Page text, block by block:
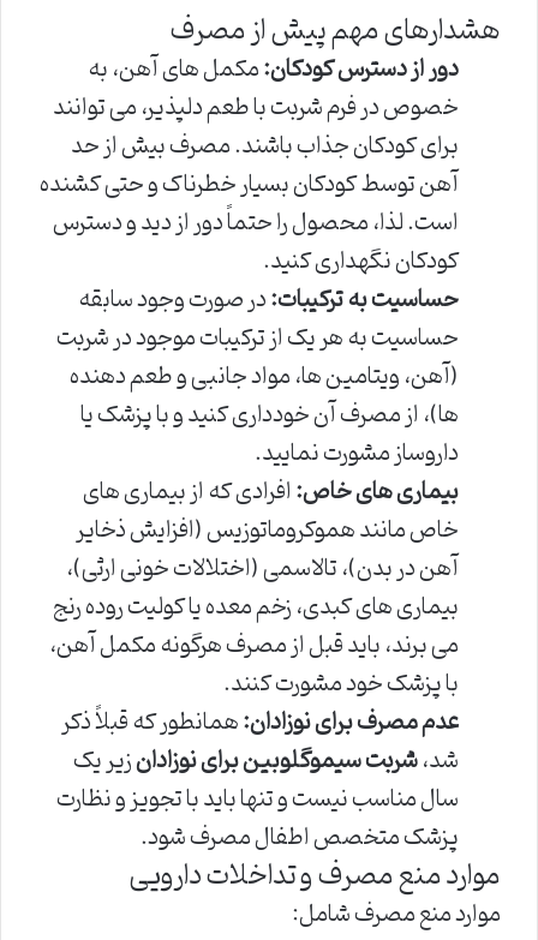
هشدارهای مهم پیش از مصرف
دور از دسترس کودکان:مکمل های آهن، به
خصوص در فرم شربت با طعم دلپذیر، می توانند
برای کودکان جذاب باشند. مصرف بیش از حد
آهن توسط کودکان بسیار خطرناک و حتی کشنده
است. لذا، محصول را حتماً دور از دید و دسترس
کودکان نگهداری کنید.
حساسیت به ترکیبات:در صورت وجود سابقه
حساسیت به هر یک از ترکیبات موجود در شربت
(آهن، ویتامین ها، مواد جانبی و طعم دهنده
ها)، از مصرف آن خودداری کنید و با پزشک یا
داروساز مشورت نمایید.
بیماری های خاص:افرادی که از بیماری های
خاص مانند هموکروماتوزیس (افزایش ذخایر
آهن در بدن)، تالاسمی (اختلالات خونی ارثی)،
بیماری های کبدی، زخم معده یا کولیت روده رنج
می برند، باید قبل از مصرف هرگونه مکمل آهن،
با پزشک خود مشورت کنند.
عدم مصرف برای نوزادان:همانطور که قبلاً ذکر
شد،شربت سیموگلوبین برای نوزادانزیر یک
سال مناسب نیست و تنها باید با تجویز و نظارت
پزشک متخصص اطفال مصرف شود.
موارد منع مصرف و تداخلات دارویی
موارد منع مصرف شامل: